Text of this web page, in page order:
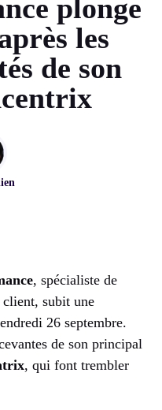
plonge
les
de son
, spécialiste de
subit une
26 septembre.
de son principal
, qui font trembler